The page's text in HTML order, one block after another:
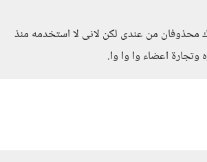
محذوفان من عندى لكن لانى لا استخدمه منذ
اعضاء وا وا وا.